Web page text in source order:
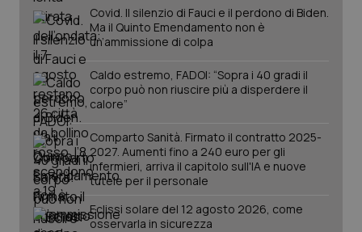
Covid. Il silenzio di Fauci e il perdono di Biden.
Ma il Quinto Emendamento non è
un’ammissione di colpa
Caldo estremo, FADOI: “Sopra i 40 gradi il
corpo può non riuscire più a disperdere il
calore”
Comparto Sanità. Firmato il contratto 2025-
2027. Aumenti fino a 240 euro per gli
infermieri, arriva il capitolo sull'IA e nuove
tutele per il personale
Eclissi solare del 12 agosto 2026, come
osservarla in sicurezza